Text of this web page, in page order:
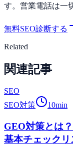
す。営業電話は一
無料SEO診断する
Related
関連記事
SEO
SEO対策
10min
GEO対策とは
基本チェックリ